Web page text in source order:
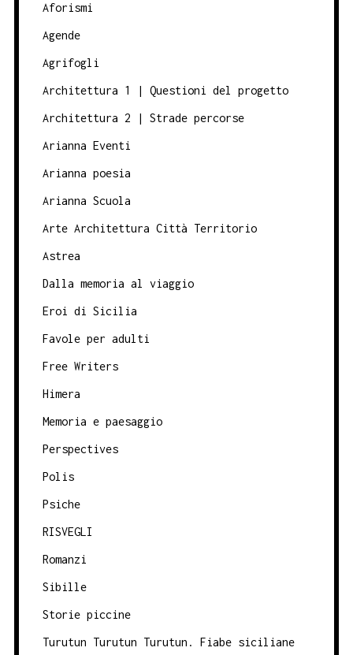
Aforismi
Agende
Agrifogli
Architettura 1 | Questioni del progetto
Architettura 2 | Strade percorse
Arianna Eventi
Arianna poesia
Arianna Scuola
Arte Architettura Città Territorio
Astrea
Dalla memoria al viaggio
Eroi di Sicilia
Favole per adulti
Free Writers
Himera
Memoria e paesaggio
Perspectives
Polis
Psiche
RISVEGLI
Romanzi
Sibille
Storie piccine
Turutun Turutun Turutun. Fiabe siciliane